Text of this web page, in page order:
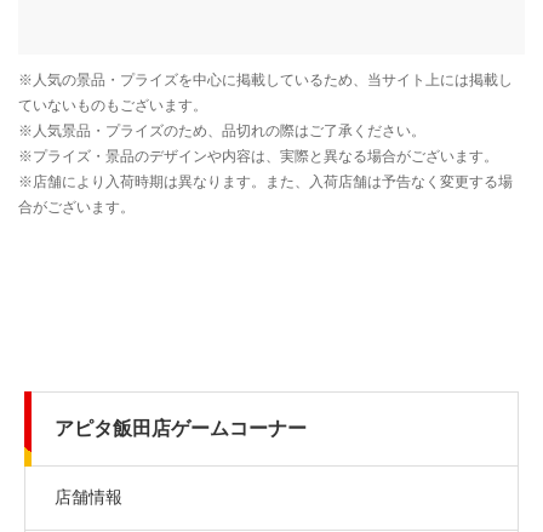
アピタ飯田店ゲームコーナー
店舗情報